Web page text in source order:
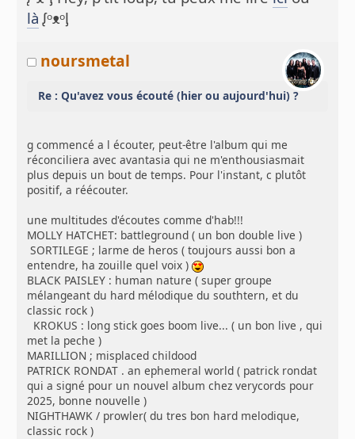
là ᶘᵒᴥᵒᶅ
noursmetal
Re : Qu'avez vous écouté (hier ou aujourd'hui) ?
g commencé a l écouter, peut-être l'album qui me
réconciliera avec avantasia qui ne m'enthousiasmait
plus depuis un bout de temps. Pour l'instant, c plutôt
positif, a réécouter.
une multitudes d'écoutes comme d'hab!!!
MOLLY HATCHET: battleground ( un bon double live )
SORTILEGE ; larme de heros ( toujours aussi bon a
entendre, ha zouille quel voix )
BLACK PAISLEY : human nature ( super groupe
mélangeant du hard mélodique du southtern, et du
classic rock )
KROKUS : long stick goes boom live... ( un bon live , qui
met la peche )
MARILLION ; misplaced childood
PATRICK RONDAT . an ephemeral world ( patrick rondat
qui a signé pour un nouvel album chez verycords pour
2025, bonne nouvelle )
NIGHTHAWK / prowler( du tres bon hard melodique,
classic rock )